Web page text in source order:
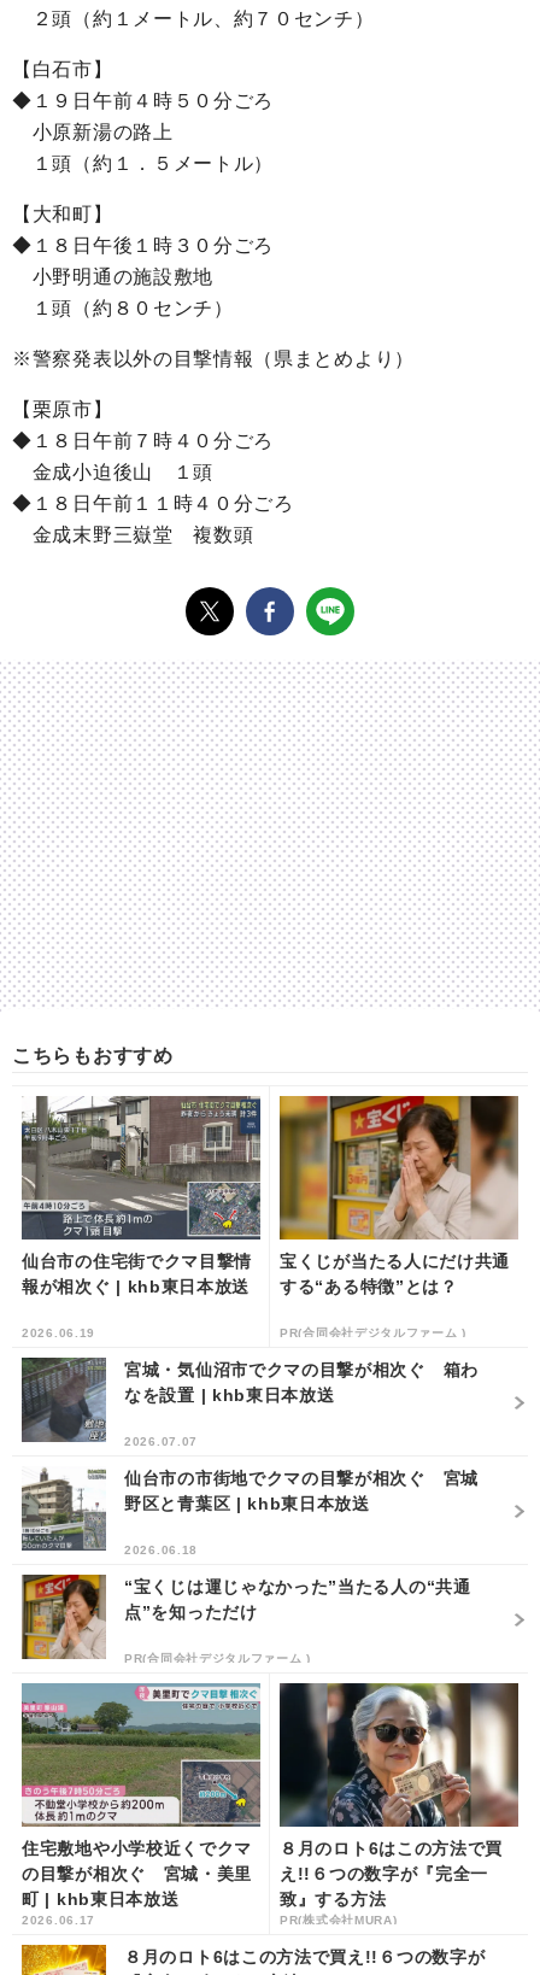
２頭（約１メートル、約７０センチ）
【白石市】
◆１９日午前４時５０分ごろ
小原新湯の路上
１頭（約１．５メートル）
【大和町】
◆１８日午後１時３０分ごろ
小野明通の施設敷地
１頭（約８０センチ）
※警察発表以外の目撃情報（県まとめより）
【栗原市】
◆１８日午前７時４０分ごろ
金成小迫後山 １頭
◆１８日午前１１時４０分ごろ
金成末野三嶽堂 複数頭
こちらもおすすめ
仙台市の住宅街でクマ目撃情
報が相次ぐ | khb東日本放送
2026.06.19
宝くじが当たる人にだけ共通
する“ある特徴”とは？
PR(合同会社デジタルファーム )
宮城・気仙沼市でクマの目撃が相次ぐ 箱わ
なを設置 | khb東日本放送
2026.07.07
仙台市の市街地でクマの目撃が相次ぐ 宮城
野区と青葉区 | khb東日本放送
2026.06.18
“宝くじは運じゃなかった”当たる人の“共通
点”を知っただけ
PR(合同会社デジタルファーム )
住宅敷地や小学校近くでクマ
の目撃が相次ぐ 宮城・美里
町 | khb東日本放送
2026.06.17
８月のロト6はこの方法で買
え!!６つの数字が『完全一
致』する方法
PR(株式会社MURA)
８月のロト6はこの方法で買え!!６つの数字が